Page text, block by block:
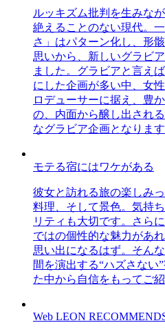
ルッキズム批判を生みな
絶えることのない現代。
さ」はパターン化し、形
思いから、新しいグラビ
ました。グラビアと言え
にした企画が多い中、女
ロデューサーに据え、豊
の、内面から醸し出され
なグラビア企画となります
モテる宿にはワケがある
彼女と訪れる旅の楽しみ
料理、そして景色。気持
リティも大切です。さら
ではの個性的な魅力があ
思い出になるはず。そん
間を演出する“ハズさない
た中から自信をもってご紹
Web LEON